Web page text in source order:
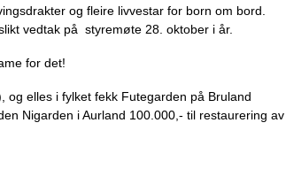
og fleire livvestar for born om bord.
vedtak på styremøte 28. oktober i år.
for det!
og elles i fylket fekk Futegarden på Bruland
Nigarden i Aurland 100.000,- til restaurering av